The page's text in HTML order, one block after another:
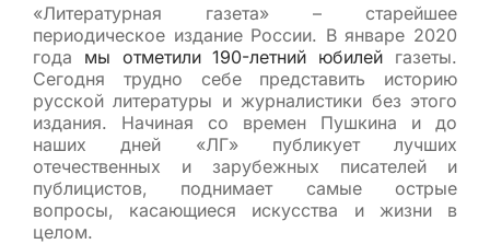
«Литературная газета» – старейшее
периодическое издание России. В январе 2020
года мы отметили 190-летний юбилей газеты.
Сегодня трудно себе представить историю
русской литературы и журналистики без этого
издания. Начиная со времен Пушкина и до
наших дней «ЛГ» публикует лучших
отечественных и зарубежных писателей и
публицистов, поднимает самые острые
вопросы, касающиеся искусства и жизни в
целом.